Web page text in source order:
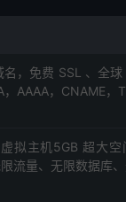
名，免费 SSL 、全
AAAA，CNAME，
拟主机5GB 超大
流量、无限数据库